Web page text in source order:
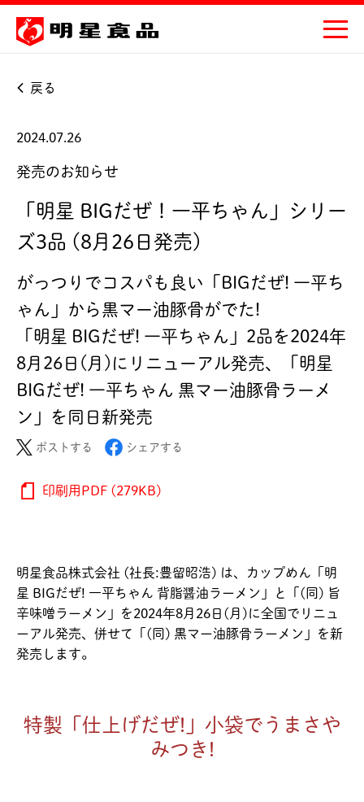
戻る
2024.07.26
発売のお知らせ
「明星 BIGだぜ！一平ちゃん」シリー
ズ3品 (8月26日発売)
がっつりでコスパも良い「BIGだぜ! 一平ち
ゃん」から黒マー油豚骨がでた!
「明星 BIGだぜ! 一平ちゃん」2品を2024年
8月26日(月)にリニューアル発売、「明星
BIGだぜ! 一平ちゃん 黒マー油豚骨ラーメ
ン」を同日新発売
ポストする シェアする
印刷用PDF (279KB)
明星食品株式会社 (社長:豊留昭浩) は、カップめん「明
星 BIGだぜ! 一平ちゃん 背脂醤油ラーメン」と「(同) 旨
辛味噌ラーメン」を2024年8月26日(月)に全国でリニュ
ーアル発売、併せて「(同) 黒マー油豚骨ラーメン」を新
発売します。
特製「仕上げだぜ!」小袋でうまさや
みつき!